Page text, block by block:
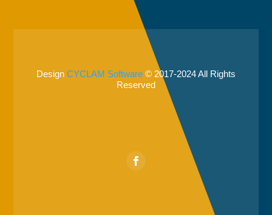
Design CYCLAM Software © 2017-2024 All Rights
Reserved